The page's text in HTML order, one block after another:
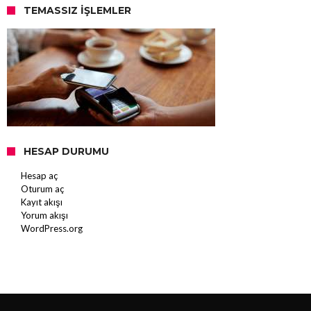
TEMASSIZ İŞLEMLER
HESAP DURUMU
Hesap aç
Oturum aç
Kayıt akışı
Yorum akışı
WordPress.org